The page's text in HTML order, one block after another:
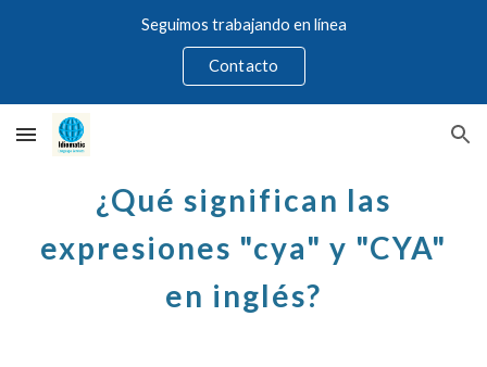
Skip to main content
Seguimos trabajando en línea
Contacto
¿Qué significan las
expresiones "cya" y "CYA"
en inglés?